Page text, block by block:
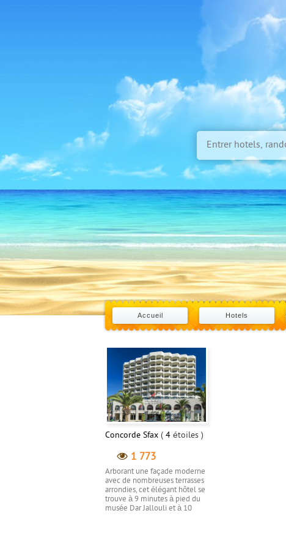
Accueil Hotels
Concorde Sfax ( 4 étoiles )
1 773
Arborant une façade moderne
avec de nombreuses terrasses
arrondies, cet élégant hôtel se
trouve à 9 minutes à pied du
musée Dar Jallouli et à 10